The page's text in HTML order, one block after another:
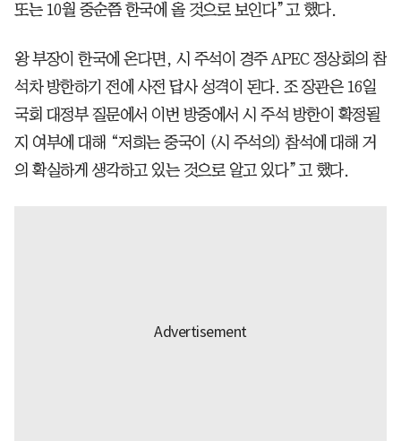
또는 10월 중순쯤 한국에 올 것으로 보인다”고 했다.
왕 부장이 한국에 온다면, 시 주석이 경주 APEC 정상회의 참
석차 방한하기 전에 사전 답사 성격이 된다. 조 장관은 16일
국회 대정부 질문에서 이번 방중에서 시 주석 방한이 확정될
지 여부에 대해 “저희는 중국이 (시 주석의) 참석에 대해 거
의 확실하게 생각하고 있는 것으로 알고 있다”고 했다.